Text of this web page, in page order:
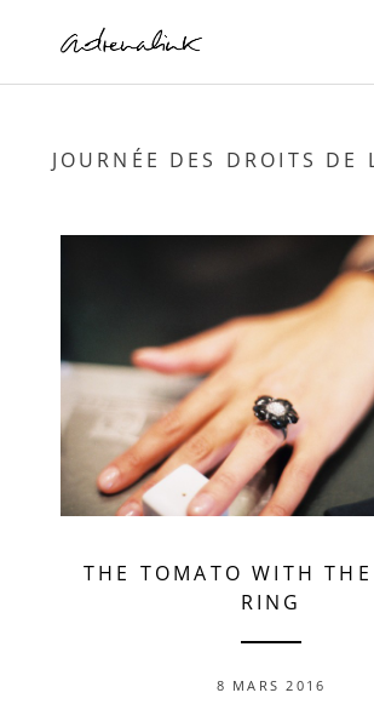
JOURNÉE DES DROITS DE
THE TOMATO WITH
RING
8 MARS 2016